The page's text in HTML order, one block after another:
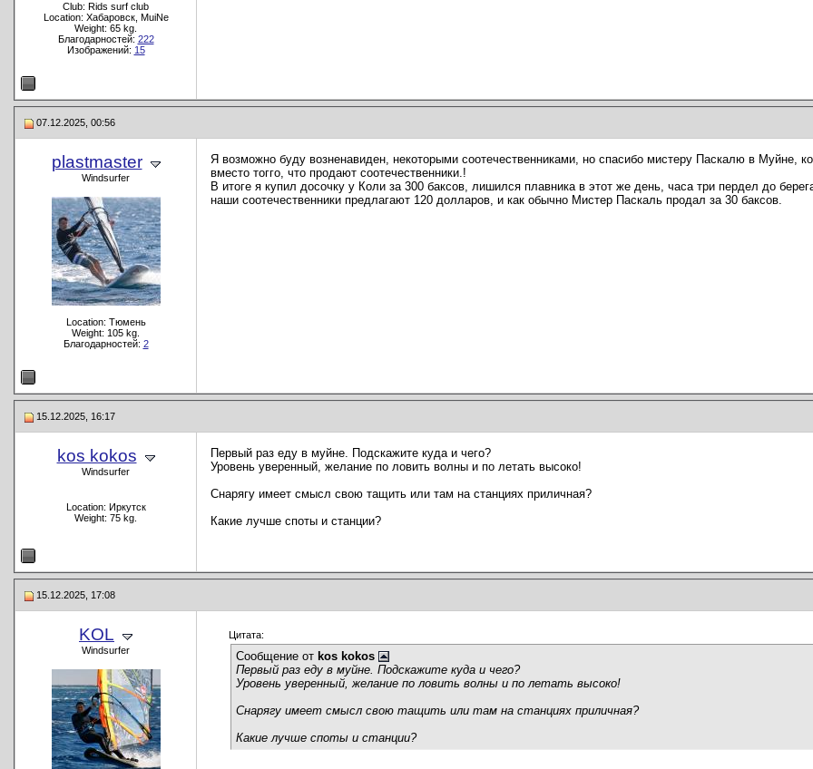
Club: Rids surf club
Location: Хабаровск, MuiNe
Weight: 65 kg.
Благодарностей: 222
Изображений: 15
07.12.2025, 00:56
plastmaster
Windsurfer
Location: Тюмень
Weight: 105 kg.
Благодарностей: 2
Я возможно буду возненавиден, некоторыми соотечественниками, но спасибо мистеру Паскалю в Муйне,
вместо тогго, что продают соотечественники.!
В итоге я купил досочку у Коли за 300 баксов, лишился плавника в этот же день, часа три пердел до
наши соотечественники предлагают 120 долларов, и как обычно Мистер Паскаль продал за 30 баксов.
15.12.2025, 16:17
kos kokos
Windsurfer
Location: Иркутск
Weight: 75 kg.
Первый раз еду в муйне. Подскажите куда и чего?
Уровень уверенный, желание по ловить волны и по летать высоко!
Снарягу имеет смысл свою тащить или там на станциях приличная?
Какие лучше споты и станции?
15.12.2025, 17:08
KOL
Windsurfer
Цитата:
Сообщение от kos kokos
Первый раз еду в муйне. Подскажите куда и чего?
Уровень уверенный, желание по ловить волны и по летать высоко!
Снарягу имеет смысл свою тащить или там на станциях приличная?
Какие лучше споты и станции?